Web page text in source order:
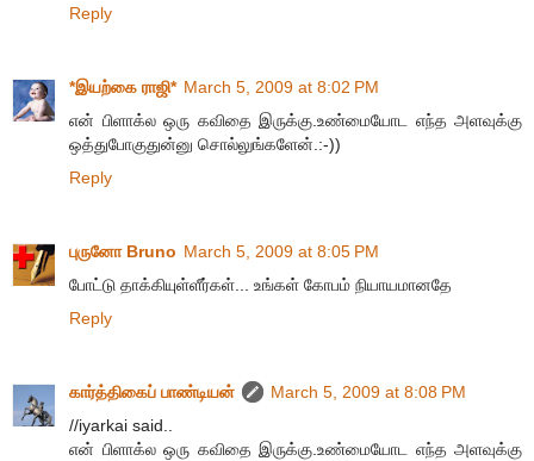
Reply
*இயற்கை ராஜி* March 5, 2009 at 8:02 PM
என் பிளாக்ல‌ ஒரு க‌விதை இருக்கு.உண்மையோட‌ எந்த‌ அள‌வுக்கு
ஒத்துபோகுதுன்னு சொல்லுங்க‌ளேன்.:-))
Reply
புருனோ Bruno March 5, 2009 at 8:05 PM
போட்டு தாக்கியுள்ளீர்கள்... உங்கள் கோபம் நியாயமானதே
Reply
கார்த்திகைப் பாண்டியன்
March 5, 2009 at 8:08 PM
//iyarkai said..
என் பிளாக்ல‌ ஒரு க‌விதை இருக்கு.உண்மையோட‌ எந்த‌ அள‌வுக்கு